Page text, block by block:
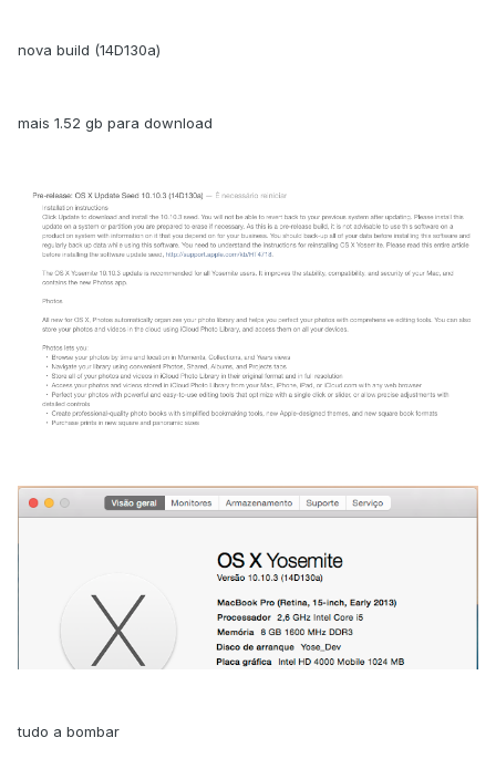
nova build (14D130a)
mais 1.52 gb para download
tudo a bombar